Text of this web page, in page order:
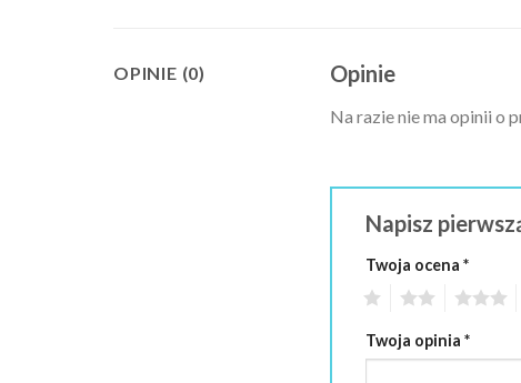
OPINIE (0) Opinie
Na razie nie ma opinii o
Napisz
Twoja ocena *
Twoja opinia *